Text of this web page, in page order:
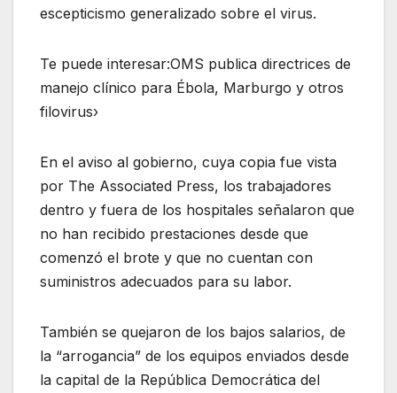
escepticismo generalizado sobre el virus.
Te puede interesar:OMS publica directrices de
manejo clínico para Ébola, Marburgo y otros
filovirus›
En el aviso al gobierno, cuya copia fue vista
por The Associated Press, los trabajadores
dentro y fuera de los hospitales señalaron que
no han recibido prestaciones desde que
comenzó el brote y que no cuentan con
suministros adecuados para su labor.
También se quejaron de los bajos salarios, de
la “arrogancia” de los equipos enviados desde
la capital de la República Democrática del